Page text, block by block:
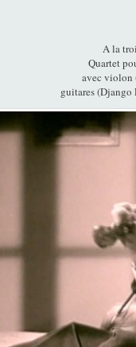
A la
Quartet
avec violon
guitares (Django